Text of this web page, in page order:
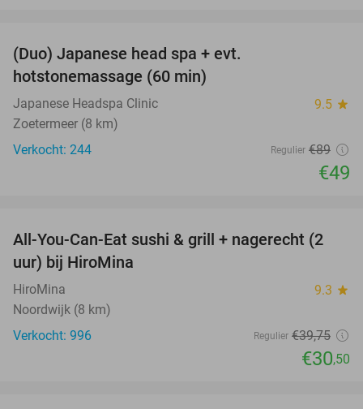
(Duo) Japanese head spa + evt.
hotstonemassage (60 min)
Japanese Headspa Clinic 9.5 star
Zoetermeer (8 km)
Verkocht: 244
Regulier €89
€49
23%
All-You-Can-Eat sushi & grill + nagerecht (2
uur) bij HiroMina
HiroMina 9.3 star
Noordwijk (8 km)
Verkocht: 996
Regulier €39,75
€30,50